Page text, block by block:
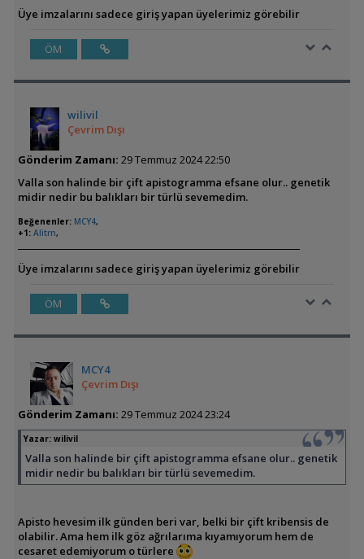
Üye imzalarını sadece giriş yapan üyelerimiz görebilir
ÖM
wilivil
Çevrim Dışı
Gönderim Zamanı: 29 Temmuz 2024 22:50
Valla son halinde bir çift apistogramma efsane olur.. genetik
midir nedir bu balıkları bir türlü sevemedim.
Beğenenler: MCY4,
+1: Alitrn,
Üye imzalarını sadece giriş yapan üyelerimiz görebilir
ÖM
MCY4
Çevrim Dışı
Gönderim Zamanı: 29 Temmuz 2024 23:24
Yazar: wilivil
Valla son halinde bir çift apistogramma efsane olur.. genetik
midir nedir bu balıkları bir türlü sevemedim.
Apisto hevesim ilk günden beri var, belki bir çift kribensis de
olabilir. Ama hem ilk göz ağrılarıma kıyamıyorum hem de
cesaret edemiyorum o türlere